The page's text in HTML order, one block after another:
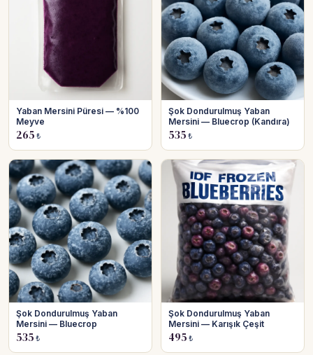
Yaban Mersini Püresi — %100
Meyve
265 ₺
Şok Dondurulmuş Yaban
Mersini — Bluecrop (Kandıra)
535 ₺
Şok Dondurulmuş Yaban
Mersini — Bluecrop
535 ₺
Şok Dondurulmuş Yaban
Mersini — Karışık Çeşit
495 ₺